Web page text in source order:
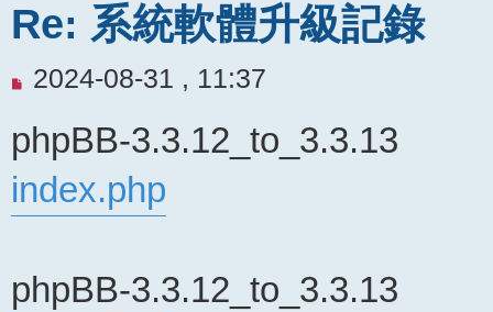
Re: 系統軟體升級記錄
未
讀
文
章
2024-08-31 , 11:37
phpBB-3.3.12_to_3.3.13
index.php
phpBB-3.3.12_to_3.3.13